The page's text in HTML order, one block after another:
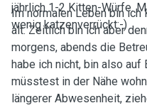
jährlich 1-2 Kitten-Würfe.
wenig katzenverrückt:-)
Im normalen Leben bin ich
alt. Zeitlich bin ich aber
morgens, abends die
habe ich nicht, bin also auf
müsstest in der Nähe
längerer Abwesenheit,